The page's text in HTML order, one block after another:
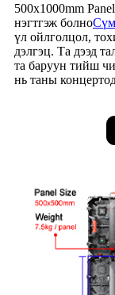
500x1000mm
нэгтгэж болно
үл ойлголцол,
дэлгэц. Та дээд
та баруун тийш
нь таны